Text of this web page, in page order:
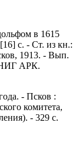
в 1615
с. - Ст. из кн.:
1913. - Вып.
АРК.
- Псков :
комитета,
- 329 с.